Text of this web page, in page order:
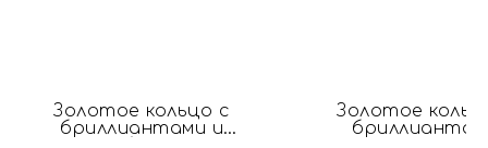
Золотое кольцо с
бриллиантами и
Золотое